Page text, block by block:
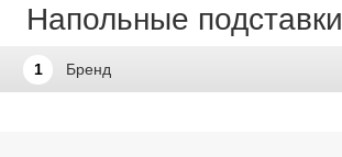
Напольные подставки
1 Бренд